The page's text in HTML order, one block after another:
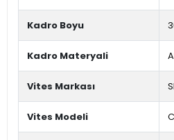
Kadro Boyu
Kadro Materyali
Vites Markası
Vites Modeli